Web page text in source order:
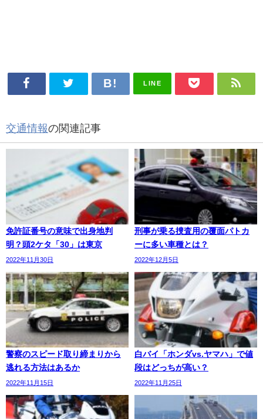
LINE
交通情報の関連記事
免許証番号の意味で出身地判
明？頭2ケタ「30」は東京
2022年11月30日
刑事が乗る捜査用の覆面パトカ
ーに多い車種とは？
2022年12月5日
警察のスピード取り締まりから
逃れる方法はあるか
2022年11月15日
白バイ「ホンダvs.ヤマハ」で値
段はどっちが高い？
2022年11月25日